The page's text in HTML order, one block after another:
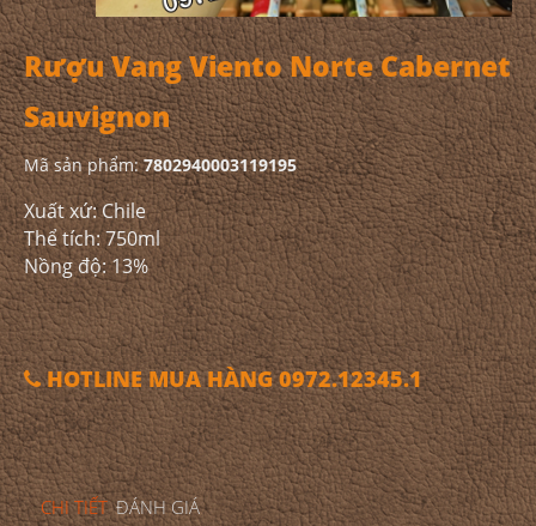
Rượu Vang Viento Norte Cabernet
Sauvignon
Mã sản phẩm:7802940003119195
Xuất xứ: Chile
Thể tích: 750ml
Nồng độ: 13%
HOTLINE MUA HÀNG 0972.12345.1
CHI TIẾT ĐÁNH GIÁ